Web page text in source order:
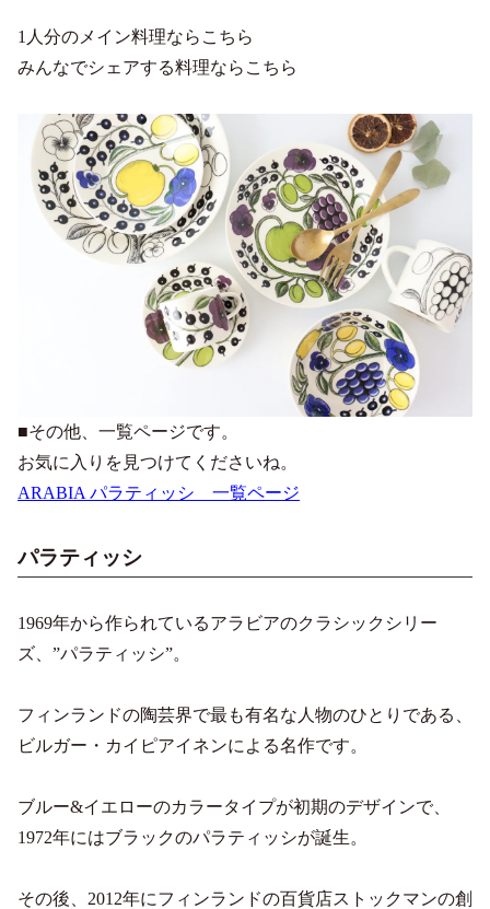
1人分のメイン料理ならこちら
みんなでシェアする料理ならこちら
■その他、一覧ページです。
お気に入りを見つけてくださいね。
ARABIA パラティッシ 一覧ページ
パラティッシ
1969年から作られているアラビアのクラシックシリー
ズ、”パラティッシ”。
フィンランドの陶芸界で最も有名な人物のひとりである、
ビルガー・カイピアイネンによる名作です。
ブルー&イエローのカラータイプが初期のデザインで、
1972年にはブラックのパラティッシが誕生。
その後、2012年にフィンランドの百貨店ストックマンの創